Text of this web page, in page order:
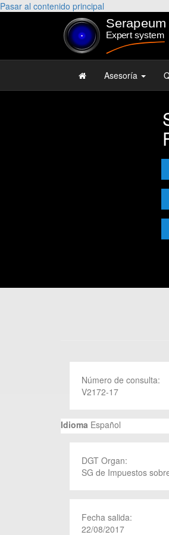
Pasar al contenido principal
Asesoría
Número de consulta:
V2172-17
Idioma Español
DGT Organ:
SG de Impuestos
Fecha salida:
22/08/2017